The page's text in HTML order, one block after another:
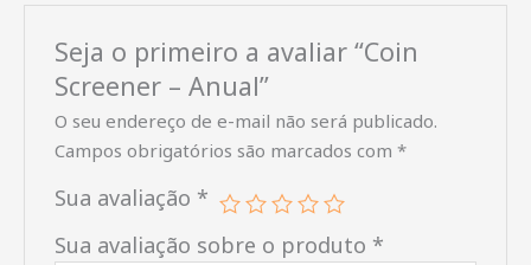
Seja o primeiro a avaliar “Coin
Screener – Anual”
O seu endereço de e-mail não será publicado.
Campos obrigatórios são marcados com*
Sua avaliação *
Sua avaliação sobre o produto *